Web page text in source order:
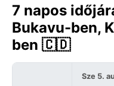
7 napos
Bukavu-ben,
ben 🇨🇩
Sze 5.